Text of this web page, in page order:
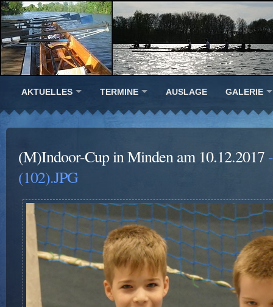
AKTUELLES TERMINE AUSLAGE GALERIE
(M)Indoor-Cup in Minden am 10.12.2017
(102).JPG